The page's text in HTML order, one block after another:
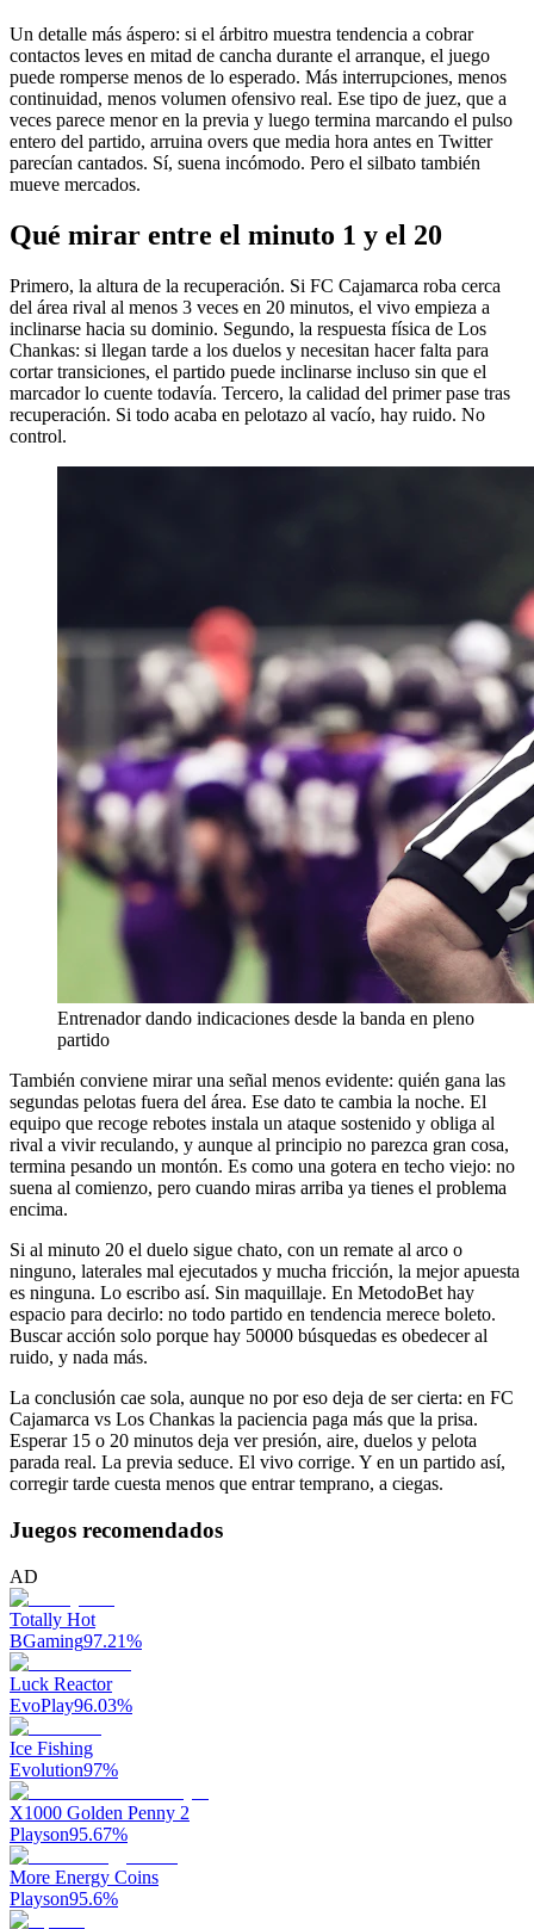
Un detalle más áspero: si el árbitro muestra tendencia a cobrar
contactos leves en mitad de cancha durante el arranque, el juego
puede romperse menos de lo esperado. Más interrupciones, menos
continuidad, menos volumen ofensivo real. Ese tipo de juez, que a
veces parece menor en la previa y luego termina marcando el pulso
entero del partido, arruina overs que media hora antes en Twitter
parecían cantados. Sí, suena incómodo. Pero el silbato también
mueve mercados.
Qué mirar entre el minuto 1 y el 20
Primero, la altura de la recuperación. Si FC Cajamarca roba cerca
del área rival al menos 3 veces en 20 minutos, el vivo empieza a
inclinarse hacia su dominio. Segundo, la respuesta física de Los
Chankas: si llegan tarde a los duelos y necesitan hacer falta para
cortar transiciones, el partido puede inclinarse incluso sin que el
marcador lo cuente todavía. Tercero, la calidad del primer pase tras
recuperación. Si todo acaba en pelotazo al vacío, hay ruido. No
control.
Entrenador dando indicaciones desde la banda en pleno
partido
También conviene mirar una señal menos evidente: quién gana las
segundas pelotas fuera del área. Ese dato te cambia la noche. El
equipo que recoge rebotes instala un ataque sostenido y obliga al
rival a vivir reculando, y aunque al principio no parezca gran cosa,
termina pesando un montón. Es como una gotera en techo viejo: no
suena al comienzo, pero cuando miras arriba ya tienes el problema
encima.
Si al minuto 20 el duelo sigue chato, con un remate al arco o
ninguno, laterales mal ejecutados y mucha fricción, la mejor apuesta
es ninguna. Lo escribo así. Sin maquillaje. En MetodoBet hay
espacio para decirlo: no todo partido en tendencia merece boleto.
Buscar acción solo porque hay 50000 búsquedas es obedecer al
ruido, y nada más.
La conclusión cae sola, aunque no por eso deja de ser cierta: en FC
Cajamarca vs Los Chankas la paciencia paga más que la prisa.
Esperar 15 o 20 minutos deja ver presión, aire, duelos y pelota
parada real. La previa seduce. El vivo corrige. Y en un partido así,
corregir tarde cuesta menos que entrar temprano, a ciegas.
Juegos recomendados
AD
Totally Hot
BGaming97.21%
Luck Reactor
EvoPlay96.03%
Ice Fishing
Evolution97%
X1000 Golden Penny 2
Playson95.67%
More Energy Coins
Playson95.6%